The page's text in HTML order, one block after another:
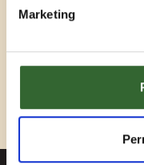
Marketing
MÁS VIAJES